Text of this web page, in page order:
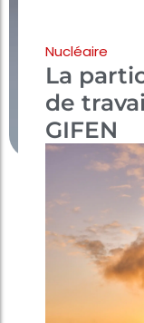
Nucléaire
La
de
GIFEN